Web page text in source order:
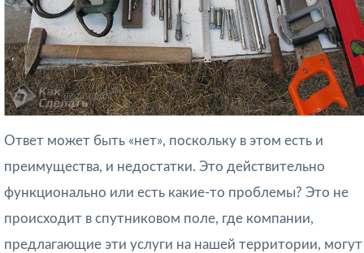
Ответ может быть «нет», поскольку в этом есть и
преимущества, и недостатки. Это действительно
функционально или есть какие-то проблемы? Это не
происходит в спутниковом поле, где компании,
предлагающие эти услуги на нашей территории, могут